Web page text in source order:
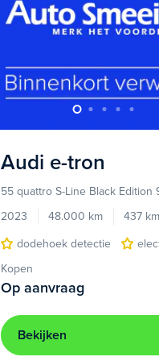
Audi e-tron
55 quattro S-Line Black Edition
2023
48.000 km 437
dodehoek detectie
Kopen
Op aanvraag
Bekijken